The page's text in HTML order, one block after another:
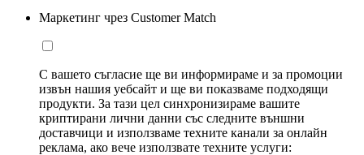
Маркетинг чрез Customer Match
С вашето съгласие ще ви информираме и за промоции
извън нашия уебсайт и ще ви показваме подходящи
продукти. За тази цел синхронизираме вашите
криптирани лични данни със следните външни
доставчици и използваме техните канали за онлайн
реклама, ако вече използвате техните услуги: